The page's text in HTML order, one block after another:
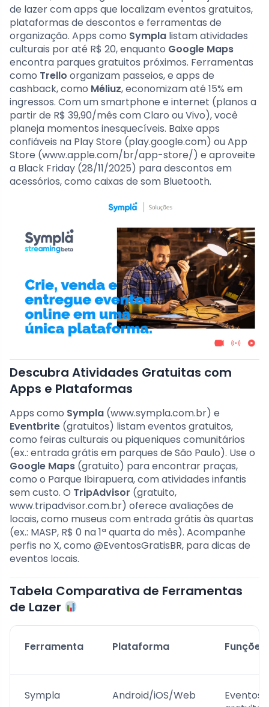
de lazer com apps que localizam eventos gratuitos,
plataformas de descontos e ferramentas de
organização. Apps como Sympla listam atividades
culturais por até R$ 20, enquanto Google Maps
encontra parques gratuitos próximos. Ferramentas
como Trello organizam passeios, e apps de
cashback, como Méliuz, economizam até 15% em
ingressos. Com um smartphone e internet (planos a
partir de R$ 39,90/mês com Claro ou Vivo), você
planeja momentos inesquecíveis. Baixe apps
confiáveis na Play Store (play.google.com) ou App
Store (www.apple.com/br/app-store/) e aproveite
a Black Friday (28/11/2025) para descontos em
acessórios, como caixas de som Bluetooth.
Descubra Atividades Gratuitas com
Apps e Plataformas
Apps como Sympla (www.sympla.com.br) e
Eventbrite (gratuitos) listam eventos gratuitos,
como feiras culturais ou piqueniques comunitários
(ex.: entrada grátis em parques de São Paulo). Use o
Google Maps (gratuito) para encontrar praças,
como o Parque Ibirapuera, com atividades infantis
sem custo. O TripAdvisor (gratuito,
www.tripadvisor.com.br) oferece avaliações de
locais, como museus com entrada grátis às quartas
(ex.: MASP, R$ 0 na 1ª quarta do mês). Acompanhe
perfis no X, como @EventosGratisBR, para dicas de
eventos locais.
Tabela Comparativa de Ferramentas
de Lazer
Ferramenta Plataforma Funções
Sympla Android/iOS/Web
Eventos